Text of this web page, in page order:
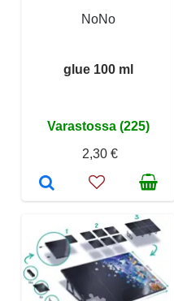
NoNo
glue 100 ml
Varastossa (225)
2,30 €